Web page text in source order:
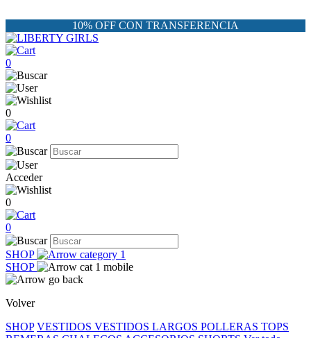
10% OFF CON TRANSFERENCIA
0
0
0
Acceder
0
0
SHOP
SHOP
Volver
SHOP VESTIDOS VESTIDOS LARGOS POLLERAS TOPS